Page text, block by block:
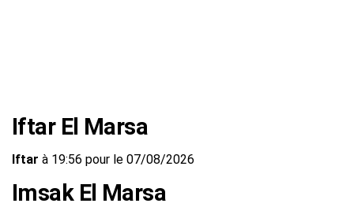
Iftar El Marsa
Iftar à 19:56 pour le 07/08/2026
Imsak El Marsa